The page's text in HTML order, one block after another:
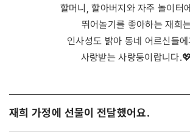
할머니, 할아버지와 자주 놀이터
뛰어놀기를 좋아하는 재희
인사성도 밝아 동네 어르신들
사랑받는 사랑둥이랍니다.💖
재희 가정에 선물이 전달했어요.